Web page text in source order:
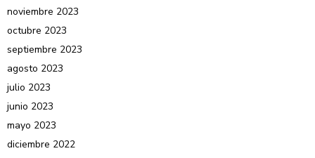
noviembre 2023
octubre 2023
septiembre 2023
agosto 2023
julio 2023
junio 2023
mayo 2023
diciembre 2022